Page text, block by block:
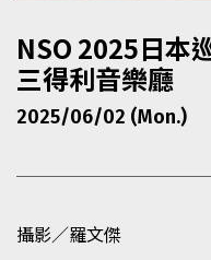
NSO 2025日本
三得利音樂廳
2025/06/02 (Mon.)
攝影／羅文傑